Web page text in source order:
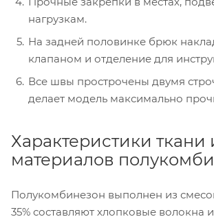
нагрузкам.
На задней половинке брюк
клапаном и отделение для
Все швы прострочены двумя
делает модель максимально
Характеристики ткани
материалов
Полукомбинезон выполнен из
35% составляют хлопковые волокна